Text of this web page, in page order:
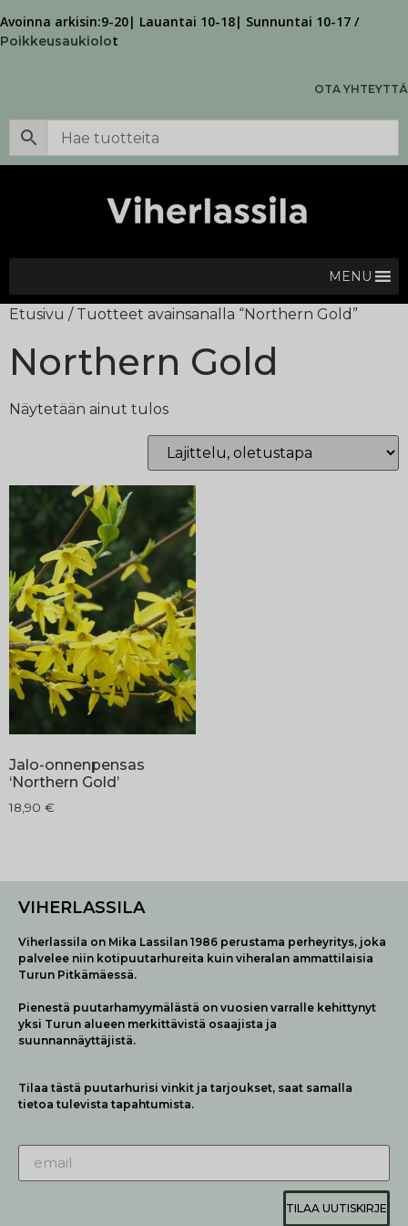
Avoinna arkisin:9-20| Lauantai 10-18| Sunnuntai 10-17 /
Poikkeusaukiolot
OTA YHTEYTTÄ
MENU
Etusivu / Tuotteet avainsanalla “Northern Gold”
Northern Gold
Näytetään ainut tulos
Jalo-onnenpensas
‘Northern Gold’
18,90 €
VIHERLASSILA
Viherlassila on Mika Lassilan 1986 perustama perheyritys, joka
palvelee niin kotipuutarhureita kuin viheralan ammattilaisia
Turun Pitkämäessä.
Pienestä puutarhamyymälästä on vuosien varralle kehittynyt
yksi Turun alueen merkittävistä osaajista ja
suunnannäyttäjistä.
Tilaa tästä puutarhurisi vinkit ja tarjoukset, saat samalla
tietoa tulevista tapahtumista.
TILAA UUTISKIRJE